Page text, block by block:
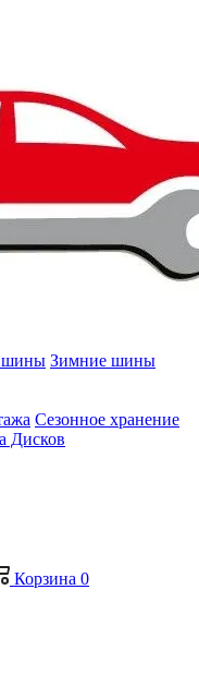
шины Зимние шины
Сезонное хранение
Дисков
Корзина 0